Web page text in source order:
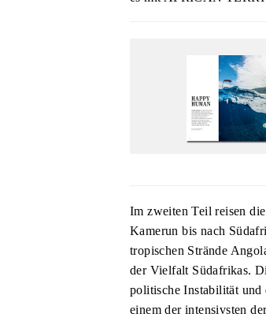
Im zweiten Teil reisen
Kamerun bis nach
tropischen Strände
der Vielfalt Südafrikas.
politische Instabilität und
einem der intensivsten